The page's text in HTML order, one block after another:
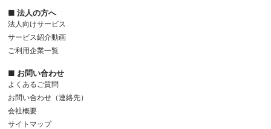
退室管理および持ち込む機器等の制限を行うとともに、権限を有しな
い者による個人データの閲覧を防止する措置を実施しています。
（技術的安全管理措置）
アクセス制御を実施して、取扱者および取り扱う個人情報データベー
6.お問い合わせ
本「個人情報のお取り扱いについて」に基づくご連絡やその他の個人
情報に関する当社への苦情、相談のお問い合わせは以下にご連絡くだ
さい。
(a) 入会申込者による多数回にわたる架電行為
(b) 入会申込者による長時間にわたる架電行為
(c) 入会申込者によるアメリア社員に対する暴言、侮辱等の
ハラスメント行為
と認める一切の行為
(8) 入会申込の際に決済手段として当該入会申込者が届け出たク
レジットカードがクレジットカード会社により無効扱いとされ
せられているとき。
(5)会員がポイント利用対象サービスにおいて登録している会員自身
の個人情報の削除を当社に要請し、当社が当該削除を実施した場合
(6)会員が第６条第1項に定める不正利用を行った場合
(7)その他当社が会員に付与されたポイントを取り消すことが適当と
当社が別途定める期間を超えて対象取引を行わなかった場合、ポイント
は自動的に消滅します。また、当社はポイントごとに別途有効期間を設
ける場合があります。
当社は、当社の責めに帰すべき事由がある場合を除き、取り消しまたは
消滅したポイントについて何らの補償も行わず、一切の責任を負いませ
■ 法人の方へ
法人向けサービス
サービス紹介動画
ご利用企業一覧
■ お問い合わせ
よくあるご質問
お問い合わせ（連絡先）
会社概要
サイトマップ